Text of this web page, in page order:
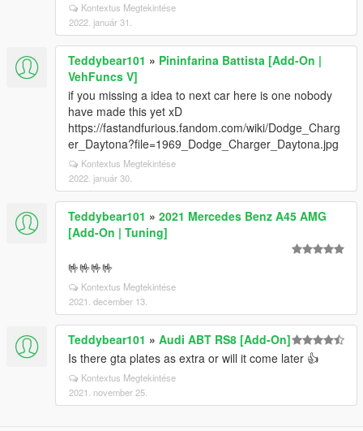
Kontextus Megtekintése
2022. január 31.
Teddybear101 » Pininfarina Battista [Add-On |
VehFuncs V]
if you missing a idea to next car here is one nobody
have made this yet xD
https://fastandfurious.fandom.com/wiki/Dodge_Charg
er_Daytona?file=1969_Dodge_Charger_Daytona.jpg
Kontextus Megtekintése
2022. január 30.
Teddybear101 » 2021 Mercedes Benz A45 AMG
[Add-On | Tuning]
🤟🤟🤟🤟
Kontextus Megtekintése
2021. december 13.
Teddybear101 » Audi ABT RS8 [Add-On]
Is there gta plates as extra or will it come later 👍
Kontextus Megtekintése
2021. november 25.